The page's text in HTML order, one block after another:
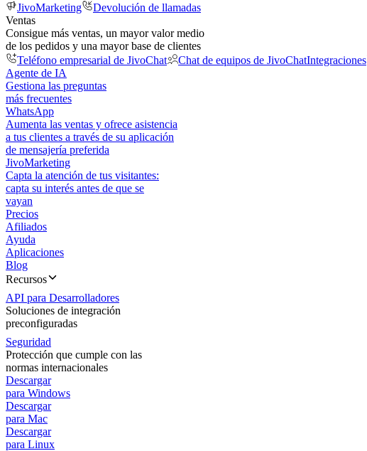
JivoMarketing
Devolución de llamadas
Ventas
Consigue más ventas, un mayor valor medio
de los pedidos y una mayor base de clientes
Teléfono empresarial de JivoChat
Chat de equipos de JivoChatIntegraciones
Agente de IA
Gestiona las preguntas
más frecuentes
WhatsApp
Aumenta las ventas y ofrece asistencia
a tus clientes a través de su aplicación
de mensajería preferida
JivoMarketing
Capta la atención de tus visitantes:
capta su interés antes de que se
vayan
Precios
Afiliados
Ayuda
Aplicaciones
Blog
Recursos
API para Desarrolladores
Soluciones de integración
preconfiguradas
Seguridad
Protección que cumple con las
normas internacionales
Descargar
para Windows
Descargar
para Mac
Descargar
para Linux